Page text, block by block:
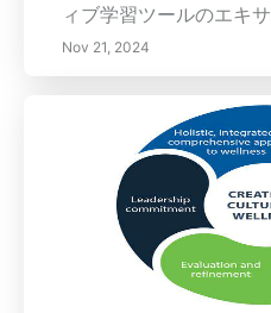
ィブ学習ツールのエキ
見しましょう！この包
タラクティブ学習ツー
タルシミュレーション
レーションプラットフ
タイプを探ります。こ
とえば、個別化された
の増加について学びま
ったツールの選び方、
機能の評価方法、教育
遅れずについていく方
Nov 21, 2024